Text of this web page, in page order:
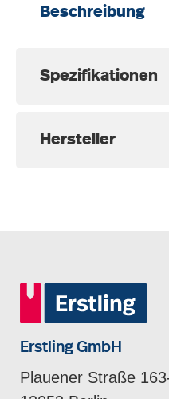
Beschreibung
Spezifikationen
Hersteller
Erstling GmbH
Plauener Straße